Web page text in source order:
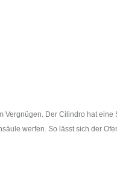
Der Cilindro hat eine
werfen. So lässt sich der